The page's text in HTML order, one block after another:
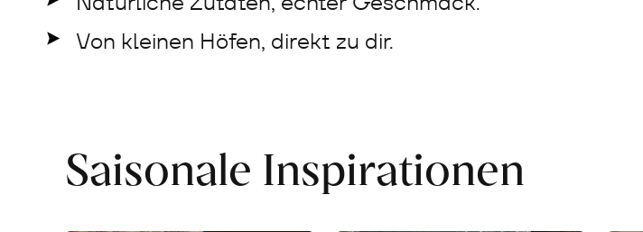
Von kleinen Höfen, direkt zu dir.
Saisonale Inspirationen